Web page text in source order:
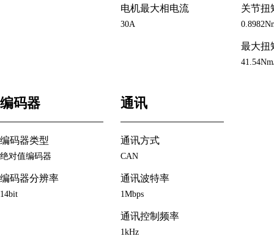
电机最大相电流
30A
关节扭
最大扭
编码器
编码器类型
绝对值编码器
编码器分辨率
14bit
通讯
通讯方式
CAN
通讯波特率
1Mbps
通讯控制频率
1kHz